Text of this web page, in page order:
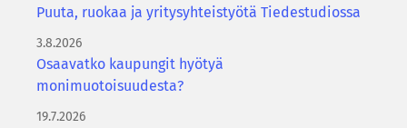
Puuta, ruokaa ja yritysyhteistyötä Tiedestudiossa
3.8.2026
Osaavatko kaupungit hyötyä
monimuotoisuudesta?
19.7.2026